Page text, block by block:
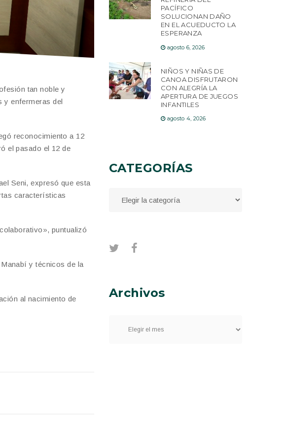
tan noble y
y enfermeras del
reconocimiento a 12
el pasado el 12 de
Seni, expresó que esta
características
puntualizó
y técnicos de la
al nacimiento de
PACÍFICO
SOLUCIONAN DAÑO
EN EL ACUEDUCTO LA
ESPERANZA
agosto 6, 2026
NIÑOS Y NIÑAS DE
CANOA DISFRUTARON
CON ALEGRÍA LA
APERTURA DE JUEGOS
INFANTILES
agosto 4, 2026
CATEGORÍAS
Archivos